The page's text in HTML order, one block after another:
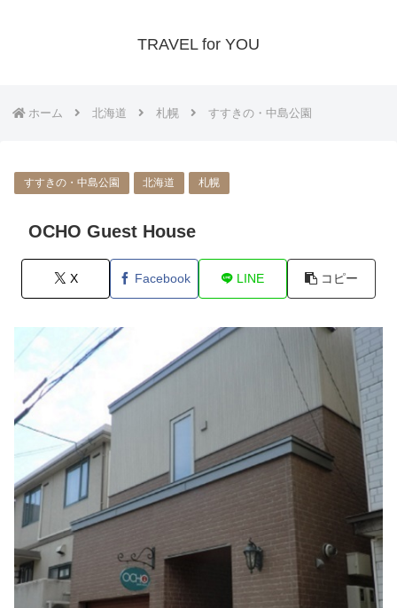
TRAVEL for YOU
ホーム 北海道 札幌 すすきの・中島公園
すすきの・中島公園 北海道 札幌
OCHO Guest House
X Facebook LINE コピー